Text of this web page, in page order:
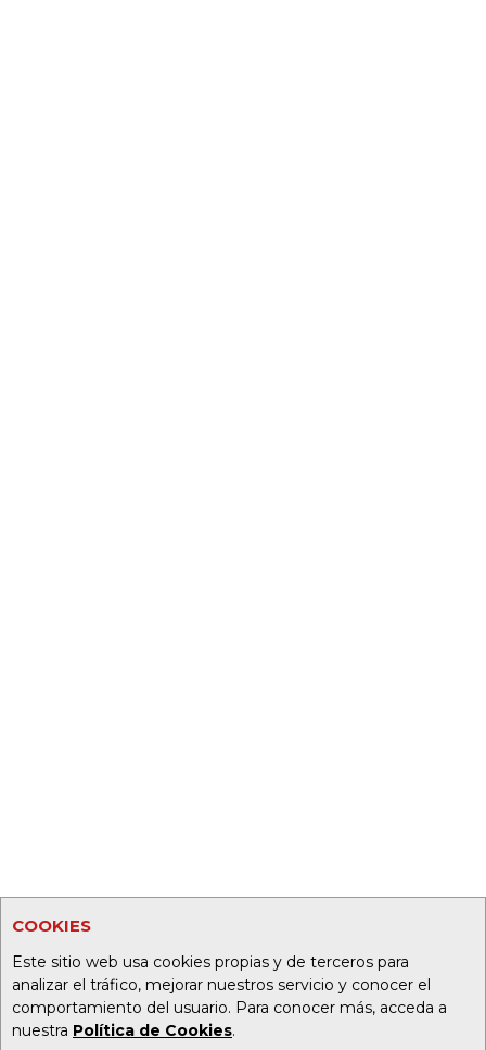
COOKIES
Este sitio web usa cookies propias y de terceros para
analizar el tráfico, mejorar nuestros servicio y conocer el
comportamiento del usuario. Para conocer más, acceda a
nuestra Política de Cookies.